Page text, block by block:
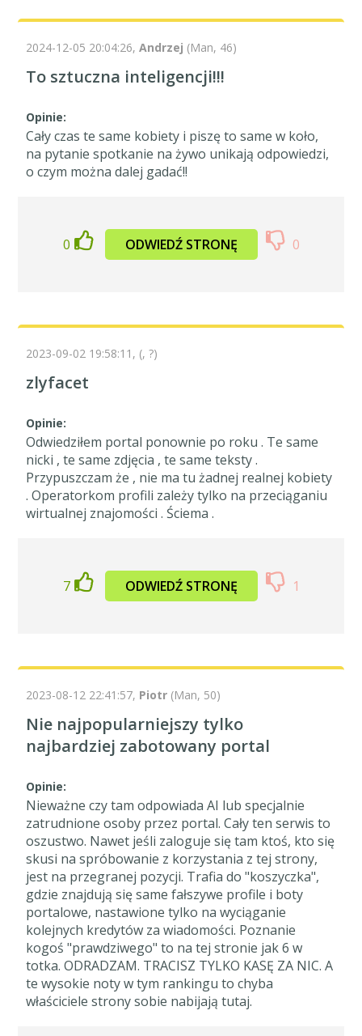
2024-12-05 20:04:26,Andrzej (Man, 46)
To sztuczna inteligencji!!!
Opinie:
Cały czas te same kobiety i piszę to same w koło,
na pytanie spotkanie na żywo unikają odpowiedzi,
o czym można dalej gadać!!
0 ODWIEDŹ STRONĘ 0
2023-09-02 19:58:11, (, ?)
zlyfacet
Opinie:
Odwiedziłem portal ponownie po roku . Te same
nicki , te same zdjęcia , te same teksty .
Przypuszczam że , nie ma tu żadnej realnej kobiety
. Operatorkom profili zależy tylko na przeciąganiu
wirtualnej znajomości . Ściema .
7 ODWIEDŹ STRONĘ 1
2023-08-12 22:41:57, Piotr (Man, 50)
Nie najpopularniejszy tylko
najbardziej zabotowany portal
Opinie:
Nieważne czy tam odpowiada AI lub specjalnie
zatrudnione osoby przez portal. Cały ten serwis to
oszustwo. Nawet jeśli zaloguje się tam ktoś, kto się
skusi na spróbowanie z korzystania z tej strony,
jest na przegranej pozycji. Trafia do "koszyczka",
gdzie znajdują się same fałszywe profile i boty
portalowe, nastawione tylko na wyciąganie
kolejnych kredytów za wiadomości. Poznanie
kogoś "prawdziwego" to na tej stronie jak 6 w
totka. ODRADZAM. TRACISZ TYLKO KASĘ ZA NIC. A
te wysokie noty w tym rankingu to chyba
właściciele strony sobie nabijają tutaj.